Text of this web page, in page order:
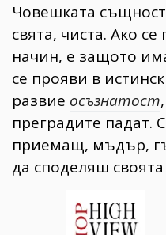
Човешката
свята, чиста. Ако
начин, е защото
се прояви в
развие осъзнатост
преградите падат.
приемащ, мъдър,
да споделяш